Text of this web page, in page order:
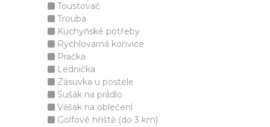
Toustovač
Trouba
Kuchyňské potřeby
Rychlovarná konvice
Pračka
Lednička
Zásuvka u postele
Sušák na prádlo
Věšák na oblečení
Golfové hřiště (do 3 km)